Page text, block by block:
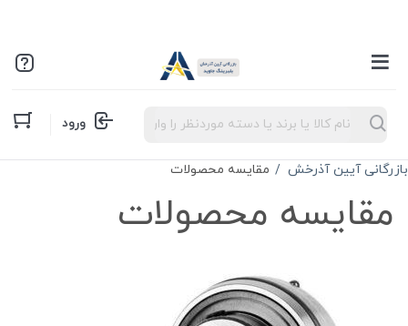
Products
search ورود
بازرگانی آیین آذرخش مقایسه محصولات
مقایسه محصولات